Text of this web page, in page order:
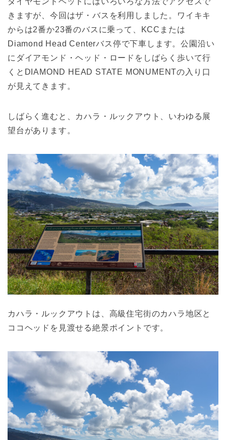
きますが、今回はザ・バスを利用しました。ワイキキ
からは2番か23番のバスに乗って、KCCまたは
Diamond Head Centerバス停で下車します。公園沿い
にダイアモンド・ヘッド・ロードをしばらく歩いて行
くとDIAMOND HEAD STATE MONUMENTの入り口
が見えてきます。
しばらく進むと、カハラ・ルックアウト、いわゆる展
望台があります。
カハラ・ルックアウトは、高級住宅街のカハラ地区と
ココヘッドを見渡せる絶景ポイントです。